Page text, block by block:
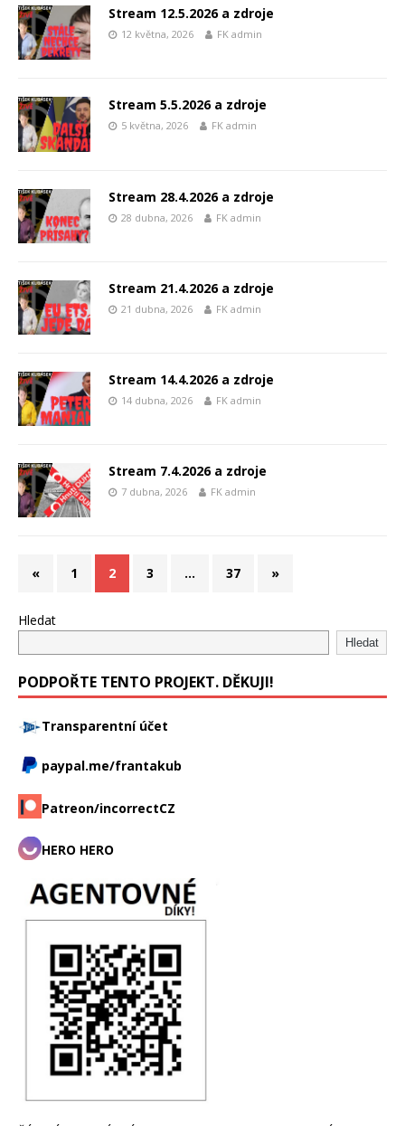
Stream 12.5.2026 a zdroje
12 května, 2026 FK admin
Stream 5.5.2026 a zdroje
5 května, 2026 FK admin
Stream 28.4.2026 a zdroje
28 dubna, 2026 FK admin
Stream 21.4.2026 a zdroje
21 dubna, 2026 FK admin
Stream 14.4.2026 a zdroje
14 dubna, 2026 FK admin
Stream 7.4.2026 a zdroje
7 dubna, 2026 FK admin
« 1 2 3 … 37 »
Hledat
Hledat
PODPOŘTE TENTO PROJEKT. DĚKUJI!
Transparentní účet
paypal.me/frantakub
Patreon/incorrectCZ
HERO HERO